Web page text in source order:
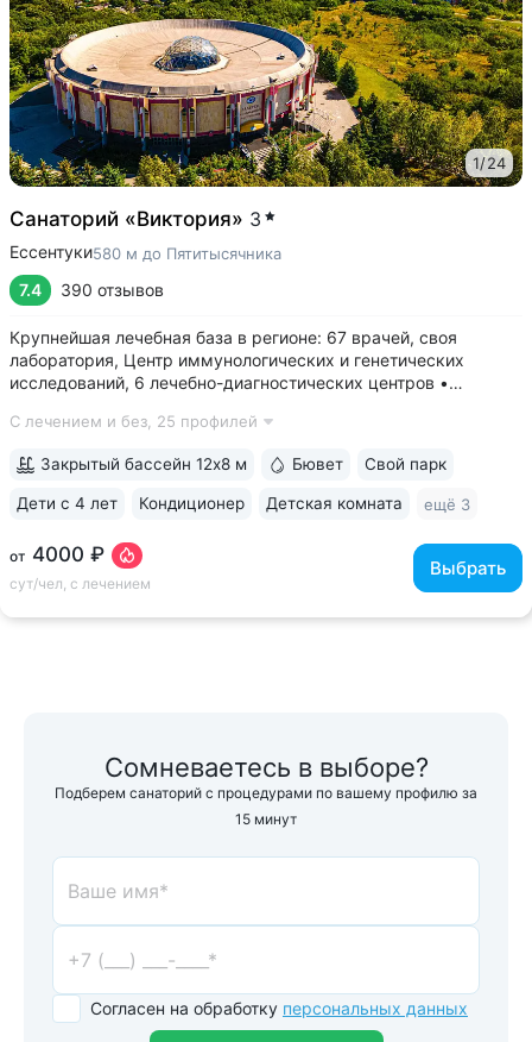
1/24
Санаторий «Виктория» 3
Ессентуки580 м до Пятитысячника
7.4 390 отзывов
Крупнейшая лечебная база в регионе: 67 врачей, своя
лаборатория, Центр иммунологических и генетических
исследований, 6 лечебно-диагностических центров •
Ессентуков. 18 минут прогулки до Грязелечебницы им.
С лечением и без, 25 профилей
от 4000 ₽
сут/чел, с лечением
Выбрать
Закрытый бассейн 12х8 м Бювет Свой парк
Дети с 4 лет Кондиционер Детская комната ещё 3
Сомневаетесь в выборе?
Подберем санаторий с процедурами по вашему профилю за
15 минут
Согласен на обработку персональных данных